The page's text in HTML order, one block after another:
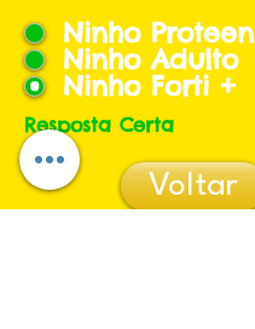
Ninho Proteen
Ninho Adulto
Ninho Forti +
Resposta Certa
Voltar